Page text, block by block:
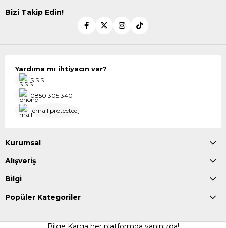
Bizi Takip Edin!
Yardıma mı ihtiyacın var?
S.S.S.
0850 305 3401
[email protected]
Kurumsal
Alışveriş
Bilgi
Popüler Kategoriler